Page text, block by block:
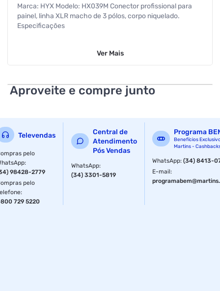
Marca: HYX Modelo: HX039M Conector profissional para
painel, linha XLR macho de 3 pólos, corpo niquelado.
Especificações
Corpo: Metal Niquelado Garantia: 06 meses Procedimento
de Garantia e Devoluções:
Ver Mais
Aproveite e compre junto
Televendas
pelo
:
98428-2779
pelo
:
729 5220
Central de
Atendimento
Pós Vendas
WhatsApp:
(34) 3301-5819
Programa
Benefícios
Martins -
WhatsApp:(34) 8413-
E-mail: